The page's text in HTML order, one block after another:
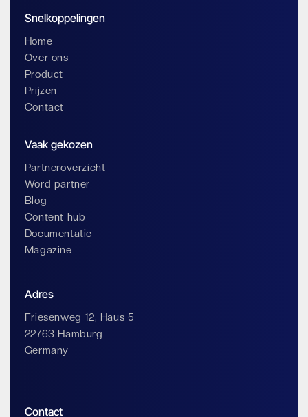
Snelkoppelingen
Home
Over ons
Product
Prijzen
Contact
Vaak gekozen
Partneroverzicht
Word partner
Blog
Content hub
Documentatie
Magazine
Adres
Friesenweg 12, Haus 5
22763 Hamburg
Germany
Contact